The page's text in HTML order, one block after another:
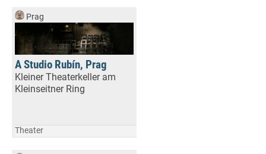
Prag
A Studio Rubín, Prag
Kleiner Theaterkeller am
Kleinseitner Ring
Theater